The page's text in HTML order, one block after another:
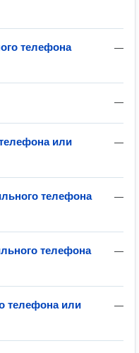
—
телефона
—
—
или
—
телефона
—
телефона
—
телефона или